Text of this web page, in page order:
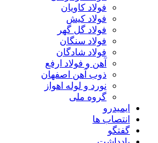
فولاد کاویان
فولاد کیش
فولاد گل گهر
فولاد سنگان
فولاد شادگان
آهن و فولاد ارفع
ذوب آهن اصفهان
نورد و لوله اهواز
گروه ملی
ایمیدرو
انتصاب ها
گفتگو